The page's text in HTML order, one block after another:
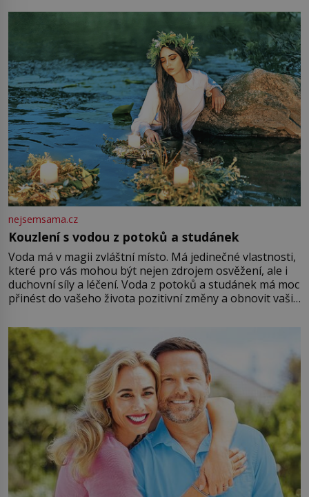
milostpaní. Stačí jenom na sukni,“ zhodnotí švadlena
množství růžového mušelínu. „Ošidili vás, podívejte.“
Vezme do ruky dřevěnou
nejsemsama.cz
Kouzlení s vodou z potoků a studánek
Voda má v magii zvláštní místo. Má jedinečné vlastnosti,
které pro vás mohou být nejen zdrojem osvěžení, ale i
duchovní síly a léčení. Voda z potoků a studánek má moc
přinést do vašeho života pozitivní změny a obnovit vaši
můžete obohatit své rituály a přinést do svého života
větší harmonii a klid. Je důležité